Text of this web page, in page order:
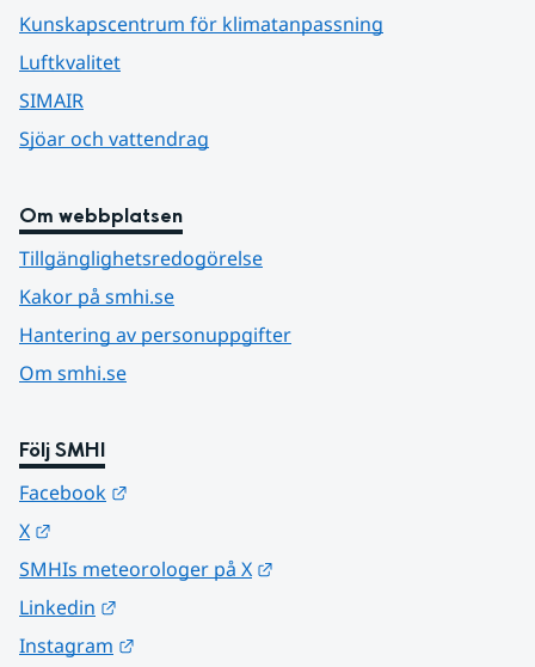
Kunskapscentrum för klimatanpassning
Luftkvalitet
SIMAIR
Sjöar och vattendrag
Om webbplatsen
Tillgänglighetsredogörelse
Kakor på smhi.se
Hantering av personuppgifter
Om smhi.se
Följ SMHI
Facebook
X
SMHIs meteorologer på X
Linkedin
Instagram